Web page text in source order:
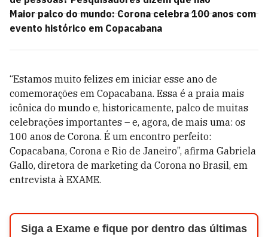
Maior palco do mundo: Corona celebra 100 anos com
evento histórico em Copacabana
“Estamos muito felizes em iniciar esse ano de
comemorações em Copacabana. Essa é a praia mais
icônica do mundo e, historicamente, palco de muitas
celebrações importantes – e, agora, de mais uma: os
100 anos de Corona. É um encontro perfeito:
Copacabana, Corona e Rio de Janeiro”, afirma Gabriela
Gallo, diretora de marketing da Corona no Brasil, em
entrevista à EXAME.
Siga a Exame e fique por dentro das últimas